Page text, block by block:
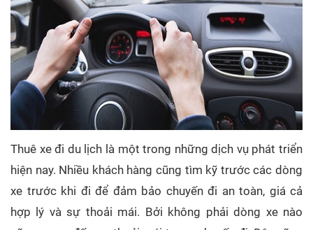
Thuê xe đi du lịch là một trong những dịch vụ phát triển
hiện nay. Nhiều khách hàng cũng tìm kỹ trước các dòng
xe trước khi đi để đảm bảo chuyến đi an toàn, giá cả
hợp lý và sự thoải mái. Bởi không phải dòng xe nào